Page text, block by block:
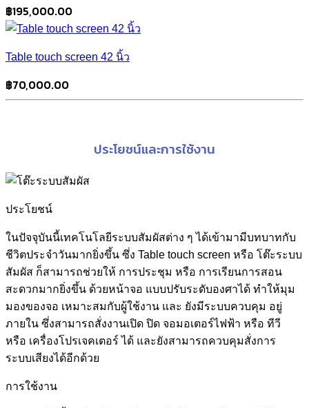
฿195,000.00
Table touch screen 42 นิ้ว
฿70,000.00
ประโยชน์และการใช้งาน
ประโยชน์
ในปัจจุบันนี้เทคโนโลยีระบบสัมผัสต่าง ๆ ได้เข้ามามีบทบาทกับ
ชีวิตประจำวันมากยิ่งขึ้น ซึ่ง Table touch screen หรือ โต๊ะระบบ
สัมผัส ก็สามารถช่วยให้ การประชุม หรือ การเรียนการสอน
สะดวกมากยิ่งขึ้น ด้วยหน้าจอ แบบปรับระดับองศาได้ ทำให้มุม
มองของจอ เหมาะสมกับผู้ใช้งาน และ ยังมีระบบควบคุม อยู่
ภายใน ซึ่งสามารถสั่งงานเปิด ปิด จอมอเตอร์ไฟฟ้า หรือ ทีวี
หรือ เครื่องโปรเจคเตอร์ ได้ และยังสามารถควบคุมสั่งการ
ระบบเสียงได้อีกด้วย
การใช้งาน